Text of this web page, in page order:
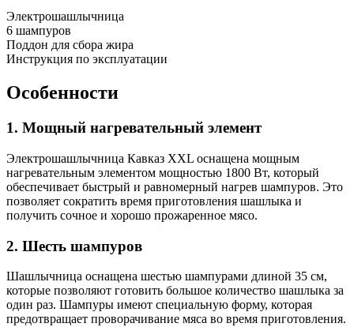
Электрошашлычница
6 шампуров
Поддон для сбора жира
Инструкция по эксплуатации
Особенности
1. Мощный нагревательный элемент
Электрошашлычница Кавказ XXL оснащена мощным
нагревательным элементом мощностью 1800 Вт, который
обеспечивает быстрый и равномерный нагрев шампуров. Это
позволяет сократить время приготовления шашлыка и
получить сочное и хорошо прожаренное мясо.
2. Шесть шампуров
Шашлычница оснащена шестью шампурами длиной 35 см,
которые позволяют готовить большое количество шашлыка за
один раз. Шампуры имеют специальную форму, которая
предотвращает проворачивание мяса во время приготовления.